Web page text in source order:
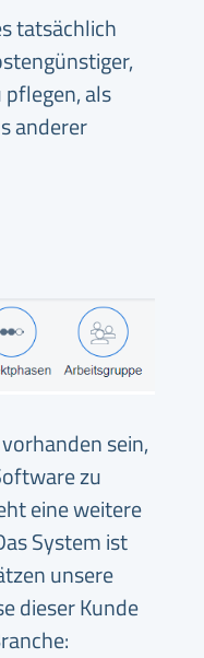
tatsächlich
als
anderer
sein,
zu
eine weitere
System ist
unsere
dieser Kunde